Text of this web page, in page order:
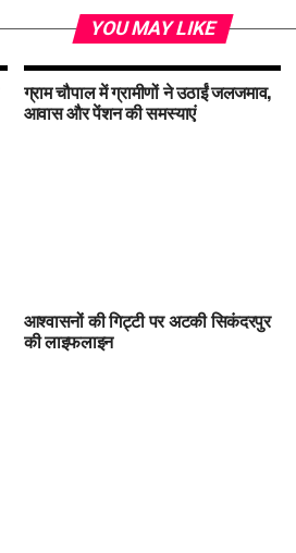
YOU MAY LIKE
ग्राम चौपाल में ग्रामीणों ने उठाईं जलजमाव,
आवास और पेंशन की समस्याएं
आश्वासनों की गिट्टी पर अटकी सिकंदरपुर
की लाइफलाइन